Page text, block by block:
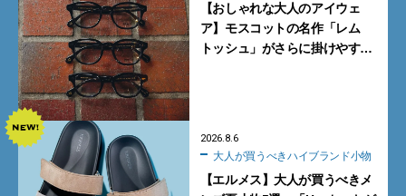
【おしゃれな大人のアイウェ
ア】モスコットの名作「レム
トッシュ」がさらに掛けやす
2026.8.6
大人が買うべきハイブランド小物
【エルメス】大人が買うべきメ